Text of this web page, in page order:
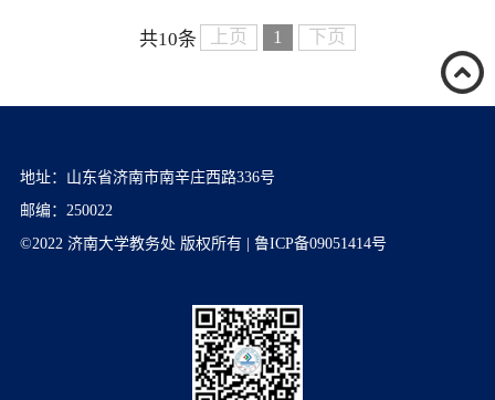
共10条 上页 1 下页
地址：山东省济南市南辛庄西路336号
邮编：250022
©2022 济南大学教务处 版权所有 | 鲁ICP备09051414号